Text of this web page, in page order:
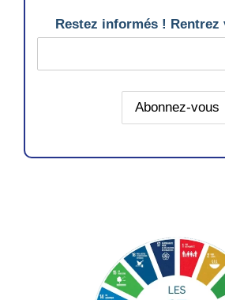
Restez informés ! Rentrez